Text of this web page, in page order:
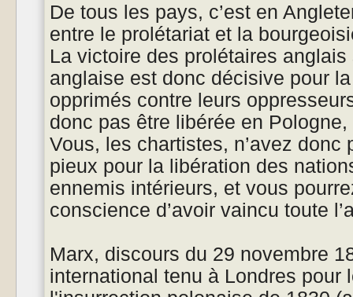
De tous les pays, c’est en
entre le prolétariat et la
La victoire des prolétaires
anglaise est donc décisive pour
opprimés contre leurs
donc pas être libérée en
Vous, les chartistes, n’avez
pieux pour la libération des
ennemis intérieurs, et vous
conscience d’avoir vaincu toute
Marx, discours du 29 novembre
international tenu à Londres pour